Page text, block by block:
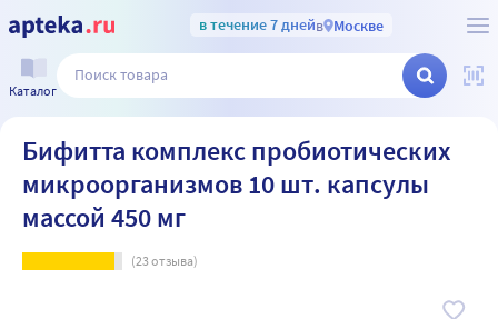
в течение 7 днейв Москве
Каталог
Бифитта комплекс пробиотических
микроорганизмов 10 шт. капсулы
массой 450 мг
(23отзыва)